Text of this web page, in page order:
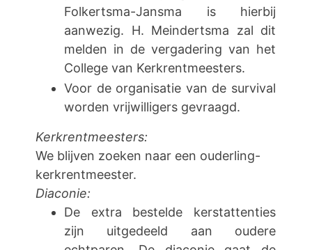
Folkertsma-Jansma is hierbij
aanwezig. H. Meindertsma zal dit
melden in de vergadering van het
College van Kerkrentmeesters.
Voor de organisatie van de survival
worden vrijwilligers gevraagd.
Kerkrentmeesters:
We blijven zoeken naar een ouderling-
kerkrentmeester.
Diaconie:
De extra bestelde kerstattenties
zijn uitgedeeld aan oudere